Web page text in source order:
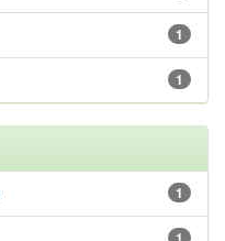
1
1
1